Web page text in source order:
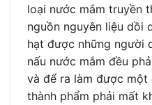
loại nước mắm truyền
nguồn nguyên liệu dồi
hạt được những người
nấu nước mắm đều
và để ra làm được một
thành phẩm phải mất